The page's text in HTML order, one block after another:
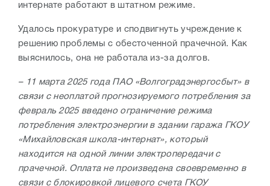
интернате работают в штатном режиме.
Удалось прокуратуре и сподвигнуть учреждение к
решению проблемы с обесточенной прачечной. Как
выяснилось, она не работала из-за долгов.
– 11 марта 2025 года ПАО «Волгоградэнергосбыт» в
связи с неоплатой прогнозируемого потребления за
февраль 2025 введено ограничение режима
потребления электроэнергии в здании гаража ГКОУ
«Михайловская школа-интернат», который
находится на одной линии электропередачи с
прачечной. Оплата не произведена своевременно в
связи с блокировкой лицевого счета ГКОУ